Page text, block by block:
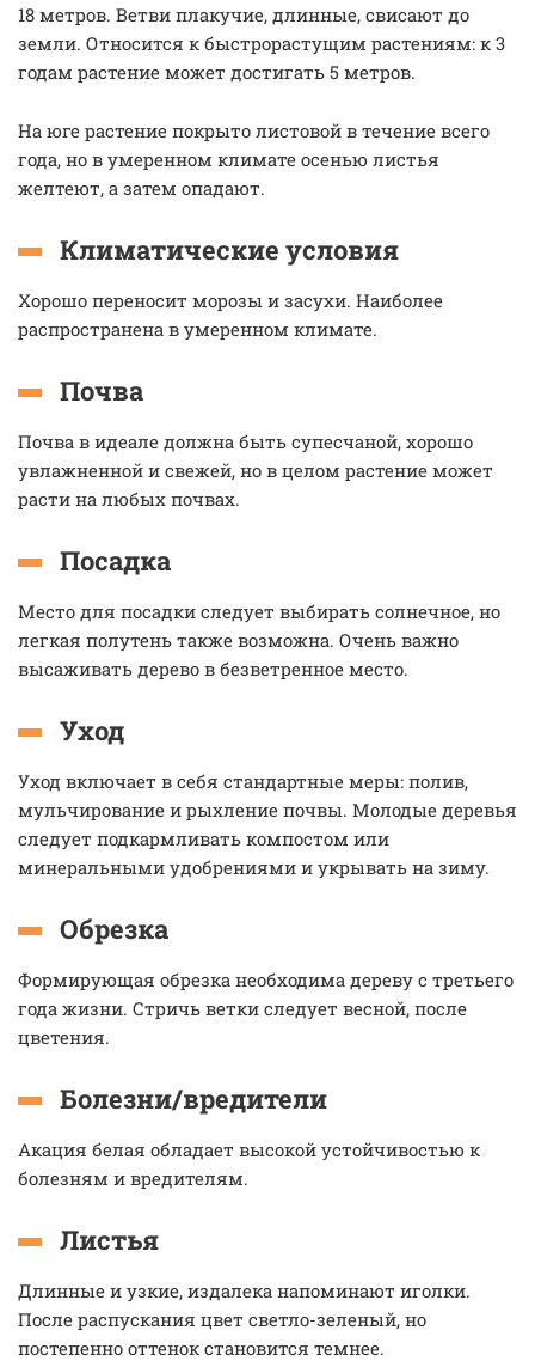
18 метров. Ветви плакучие, длинные, свисают до
земли. Относится к быстрорастущим растениям: к 3
годам растение может достигать 5 метров.
На юге растение покрыто листовой в течение всего
года, но в умеренном климате осенью листья
желтеют, а затем опадают.
Климатические условия
Хорошо переносит морозы и засухи. Наиболее
распространена в умеренном климате.
Почва
Почва в идеале должна быть супесчаной, хорошо
увлажненной и свежей, но в целом растение может
расти на любых почвах.
Посадка
Место для посадки следует выбирать солнечное, но
легкая полутень также возможна. Очень важно
высаживать дерево в безветренное место.
Уход
Уход включает в себя стандартные меры: полив,
мульчирование и рыхление почвы. Молодые деревья
следует подкармливать компостом или
минеральными удобрениями и укрывать на зиму.
Обрезка
Формирующая обрезка необходима дереву с третьего
года жизни. Стричь ветки следует весной, после
цветения.
Болезни/вредители
Акация белая обладает высокой устойчивостью к
болезням и вредителям.
Листья
Длинные и узкие, издалека напоминают иголки.
После распускания цвет светло-зеленый, но
постепенно оттенок становится темнее.